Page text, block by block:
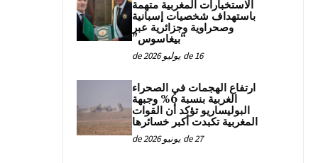
الاستخبارات المغربية متهمة
باستهداف شخصيات إسبانية
وصحراوية وجزائرية عبر
“بيغاسوس”
16 de يوليو de 2026
ارتفاع الهجمات في الصحراء
الغربية بنسبة 6% وجبهة
البوليساريو تؤكد أن القوات
المغربية تكبدت أكبر خسائرها
27 de يونيو de 2026